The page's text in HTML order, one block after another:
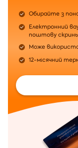
Обирайте з
Електронний
поштову
Може
12-місячний